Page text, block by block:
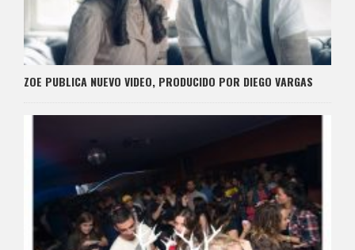
ZOE PUBLICA NUEVO VIDEO, PRODUCIDO POR DIEGO VARGAS